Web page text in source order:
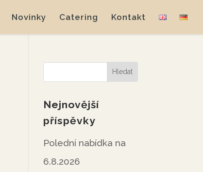
Novinky Catering Kontakt
Nejnovější
příspěvky
Polední nabídka na
6.8.2026